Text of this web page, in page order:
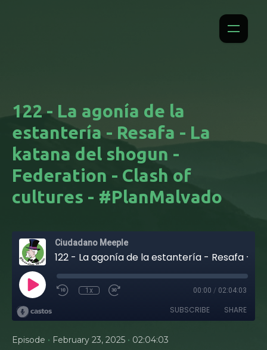
122 - La agonía de la
estantería - Resafa - La
katana del shogun -
Federation - Clash of
cultures - #PlanMalvado
Ciudadano Meeple
1x 00:00 / 02:04:03
SUBSCRIBE SHARE
Episode • February 23, 2025 • 02:04:03